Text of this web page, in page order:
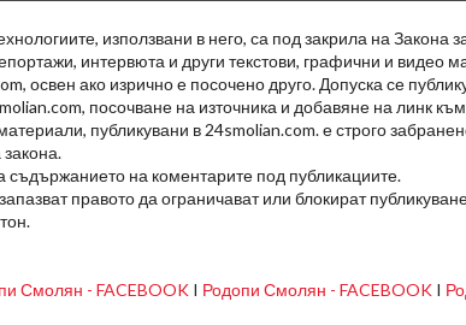
използвани в него, са под закрила на Закона
интервюта и други текстови, графични и видео
освен ако изрично е посочено друго. Допуска се
посочване на източника и добавяне на линк
публикувани в 24smolian.com. е строго
съдържанието на коментарите под публикациите.
правото да ограничават или блокират
Смолян - FACEBOOK I Родопи Смолян - FACEBOOK I